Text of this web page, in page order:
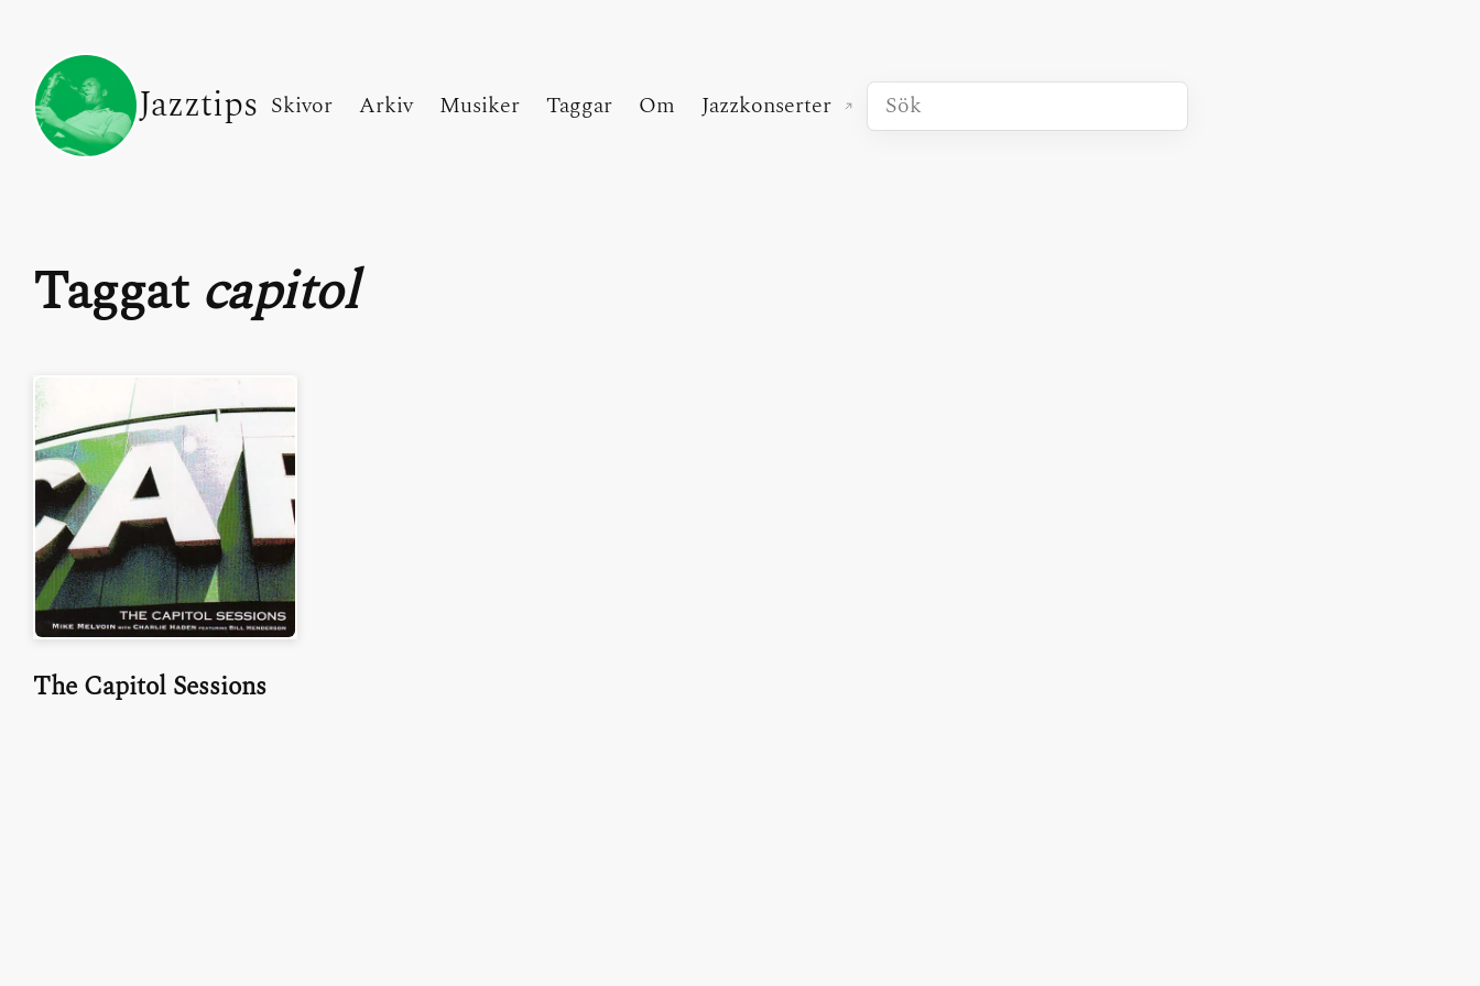
Jazztips Skivor Arkiv Musiker Taggar Om Jazzkonserter (extern länk)
Taggatcapitol
The Capitol Sessions